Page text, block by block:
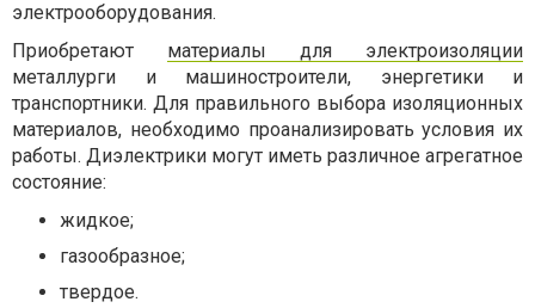
электрооборудования.
Приобретают материалы для электроизоляции
металлурги и машиностроители, энергетики и
транспортники. Для правильного выбора изоляционных
материалов, необходимо проанализировать условия их
работы. Диэлектрики могут иметь различное агрегатное
состояние:
жидкое;
газообразное;
твердое.